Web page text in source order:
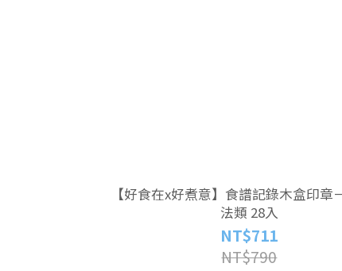
【好食在x好煮意】食譜記錄木盒印章
法類 28入
NT$711
NT$790